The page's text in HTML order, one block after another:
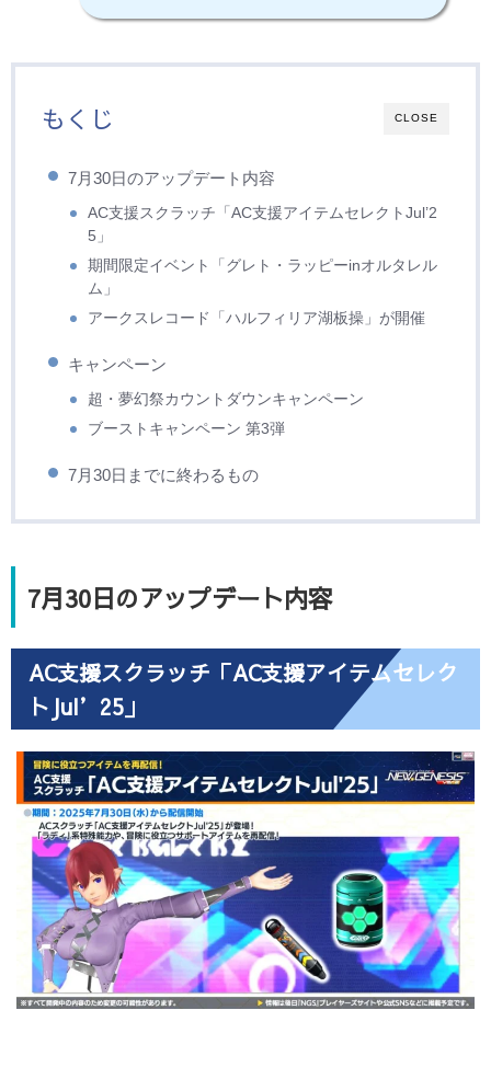
CLOSE
もくじ
7月30日のアップデート内容
AC支援スクラッチ「AC支援アイテムセレクトJul’2
5」
期間限定イベント「グレト・ラッピーinオルタレル
ム」
アークスレコード「ハルフィリア湖板操」が開催
キャンペーン
超・夢幻祭カウントダウンキャンペーン
ブーストキャンペーン 第3弾
7月30日までに終わるもの
7月30日のアップデート内容
AC支援スクラッチ「AC支援アイテムセレク
トJul’25」